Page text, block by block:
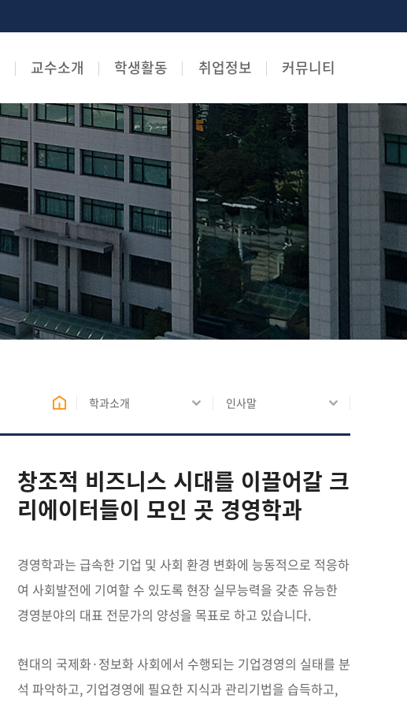
교수소개 학생활동 취업정보 커뮤니티
학과소개 인사말
창조적 비즈니스 시대를 이끌어갈 크
리에이터들이 모인 곳 경영학과
경영학과는 급속한 기업 및 사회 환경 변화에 능동적으로 적응하
여 사회발전에 기여할 수 있도록 현장 실무능력을 갖춘 유능한
경영분야의 대표 전문가의 양성을 목표로 하고 있습니다.
현대의 국제화·정보화 사회에서 수행되는 기업경영의 실태를 분
석 파악하고, 기업경영에 필요한 지식과 관리기법을 습득하고,